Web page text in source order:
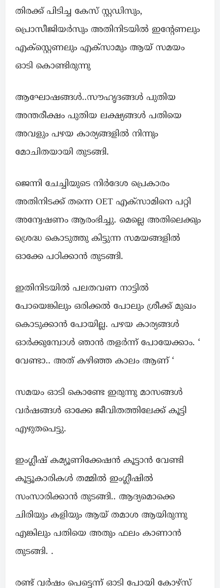
തിരക്ക് പിടിച്ച കേസ് സ്റ്റഡിസും,
പ്രൊസീജിയർസും അതിനിടയിൽ ഇന്റേണലും
എക്സ്റ്റെണലും എക്സാമും ആയ് സമയം
ഓടി കൊണ്ടിരുന്നു
ആഘോഷങ്ങൾ..സൗഹൃദങ്ങൾ പുതിയ
അന്തരീക്ഷം പുതിയ ലക്ഷ്യങ്ങൾ പതിയെ
അവളും പഴയ കാര്യങ്ങളിൽ നിന്നും
മോചിതയായി തുടങ്ങി.
ജെന്നി ചേച്ചിയുടെ നിർദേശ പ്രെകാരം
അതിനിടക്ക് തന്നെ OET എക്സാമിനെ പറ്റി
അന്വേഷണം ആരംഭിച്ചു. മെല്ലെ അതിലെക്കും
ശ്രെദ്ധ കൊടുത്തു കിട്ടുന്ന സമയങ്ങളിൽ
ഓക്കേ പഠിക്കാൻ തുടങ്ങി.
ഇതിനിടയിൽ പലതവണ നാട്ടിൽ
പോയെങ്കിലും ഒരിക്കൽ പോലും ശ്രീക്ക് മുഖം
കൊടുക്കാൻ പോയില്ല. പഴയ കാര്യങ്ങൾ
ഓർക്കുമ്പോൾ ഞാൻ തളർന്ന് പോയേക്കാം. ‘
വേണ്ടാ.. അത് കഴിഞ്ഞ കാലം ആണ് ‘
സമയം ഓടി കൊണ്ടേ ഇരുന്നു മാസങ്ങൾ
വർഷങ്ങൾ ഓക്കേ ജീവിതത്തിലേക്ക് കൂട്ടി
എഴുതപെട്ടു.
ഇംഗ്ലീഷ് കമ്യൂണിക്കേഷൻ കൂട്ടാൻ വേണ്ടി
കൂട്ടൂകാരികൾ തമ്മിൽ ഇംഗ്ലീഷിൽ
സംസാരിക്കാൻ തുടങ്ങി.. ആദ്യമൊക്കെ
ചിരിയും കളിയും ആയ് തമാശ ആയിരുന്നു
എങ്കിലും പതിയെ അതും ഫലം കാണാൻ
തുടങ്ങി. .
രണ്ട് വർഷം പെട്ടെന്ന് ഓടി പോയി കോഴ്സ്